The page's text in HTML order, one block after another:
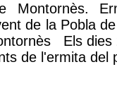
Montornès.
de la Pobla
Els dies
de l'ermita del